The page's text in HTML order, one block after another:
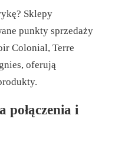
Sklepy
punkty sprzedaży
Colonial, Terre
oferują
połączenia i